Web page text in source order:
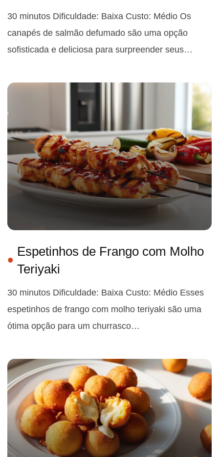
30 minutos Dificuldade: Baixa Custo: Médio Os
canapés de salmão defumado são uma opção
sofisticada e deliciosa para surpreender seus…
Espetinhos de Frango com Molho
Teriyaki
30 minutos Dificuldade: Baixa Custo: Médio Esses
espetinhos de frango com molho teriyaki são uma
ótima opção para um churrasco…